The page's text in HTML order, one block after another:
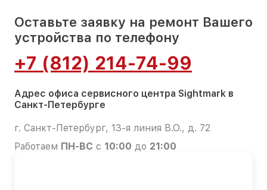
Оставьте заявку на ремонт Вашего
устройства по телефону
+7 (812) 214-74-99
Адрес офиса сервисного центра Sightmark в
Санкт-Петербурге
г. Санкт-Петербург, 13-я линия В.О., д. 72
Работаем ПН-ВС с 10:00 до 21:00